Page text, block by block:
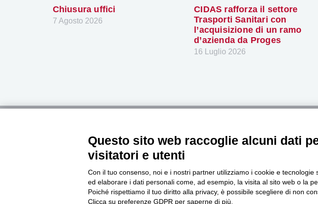
Chiusura uffici
7 Agosto 2026
CIDAS rafforza il settore
Trasporti Sanitari con
l’acquisizione di un ramo
d’azienda da Proges
16 Luglio 2026
Sede legale Modena
Sede di Ferrara
Via C. Mayr, 14
44121 Ferrara
Questo sito web raccoglie alcuni dati
visitatori e utenti
Con il tuo consenso, noi e i nostri partner utilizziamo i cookie e tecnologie
ed elaborare i dati personali come, ad esempio, la visita al sito web o la
Poiché rispettiamo il tuo diritto alla privacy, è possibile scegliere di non
Clicca su preferenze GDPR per saperne di più.